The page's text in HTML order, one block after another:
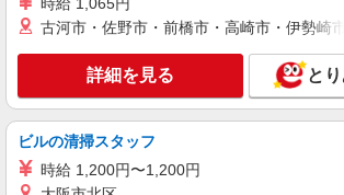
古河市・佐野市・前橋市・高崎市・伊勢崎
詳細を見る と
ビルの清掃スタッフ
時給 1,200円〜1,200円